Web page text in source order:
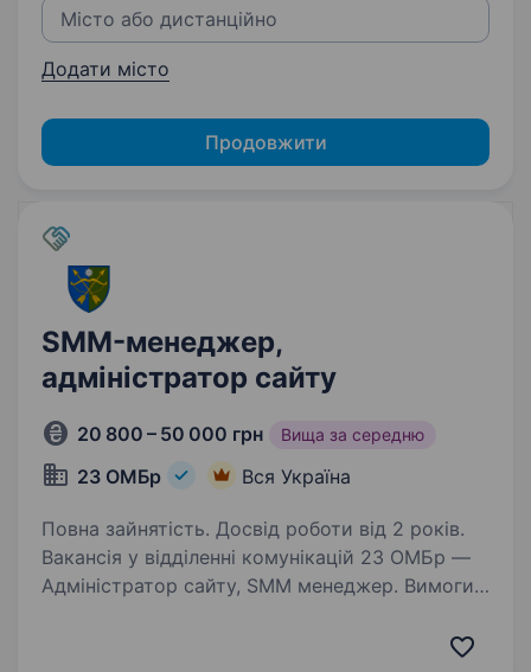
Додати місто
Продовжити
SMM-менеджер,
адміністратор сайту
20 800 – 50 000 грн Вища за середню
23 ОМБр Вся Україна
Повна зайнятість. Досвід роботи від 2 років.
Вакансія у відділенні комунікацій 23 ОМБр —
Адміністратор сайту, SMM менеджер. Вимоги